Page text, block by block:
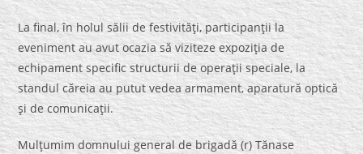
La final, în holul sălii de festivităţi, participanţii la
eveniment au avut ocazia să viziteze expoziţia de
echipament specific structurii de operaţii speciale, la
standul căreia au putut vedea armament, aparatură optică
şi de comunicaţii.
Mulţumim domnului general de brigadă (r) Tănase